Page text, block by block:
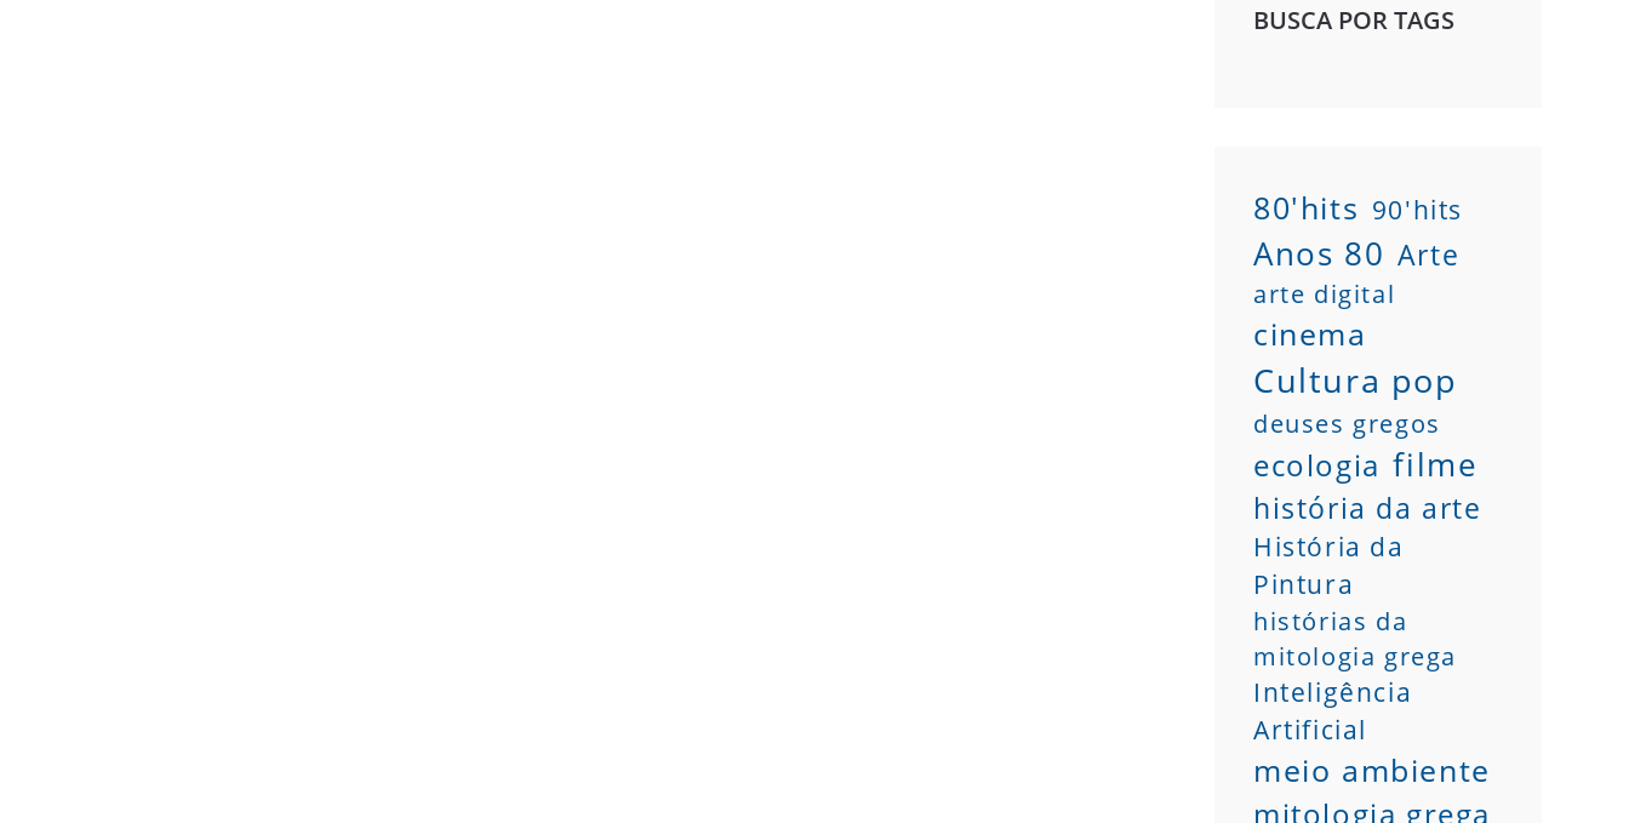
BUSCA POR TAGS
80'hits 90'hits
Anos 80 Arte
arte digital
cinema
Cultura pop
deuses gregos
ecologia filme
história da arte
História da
Pintura
histórias da
mitologia grega
Inteligência
Artificial
meio ambiente
mitologia grega